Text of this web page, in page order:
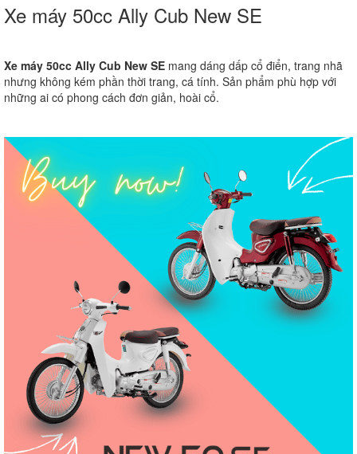
Xe máy 50cc Ally Cub New SE
Xe máy 50cc Ally Cub New SE mang dáng dấp cổ điển, trang nhã
nhưng không kém phần thời trang, cá tính. Sản phẩm phù hợp với
những ai có phong cách đơn giản, hoài cổ.